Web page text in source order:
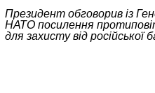
Президент обговорив із
НАТО посилення
для захисту від російської